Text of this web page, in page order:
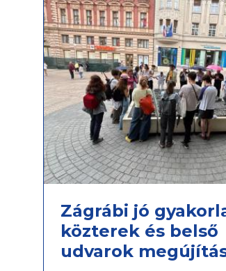
Zágrábi jó
közterek és belső
udvarok